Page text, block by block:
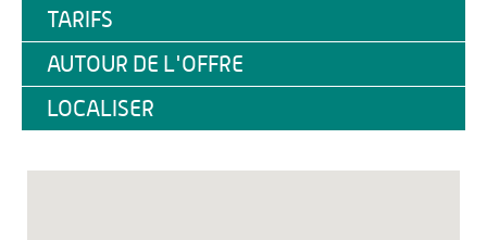
TARIFS
AUTOUR DE L'OFFRE
LOCALISER